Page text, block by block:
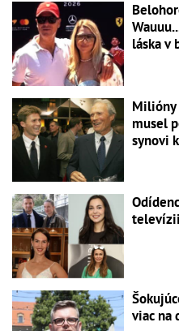
láska v
Milióny
musel
synovi
viac na